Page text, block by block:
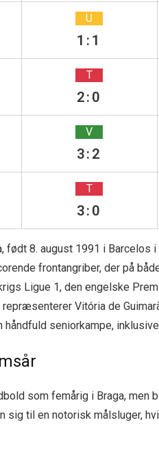
U
1:1
T
2:0
V
3:2
T
3:0
født 8. august 1991 i
frontangriber, der på
Ligue 1, den engelske
Vitória de
seniorkampe,
som femårig i Braga, men
sig til en notorisk målsluger,